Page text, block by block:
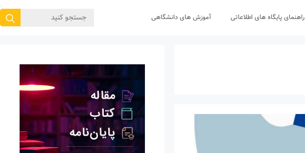
راهنمای پایگاه های اطلاعاتی آموزش های دانشگاهی
جستجوی